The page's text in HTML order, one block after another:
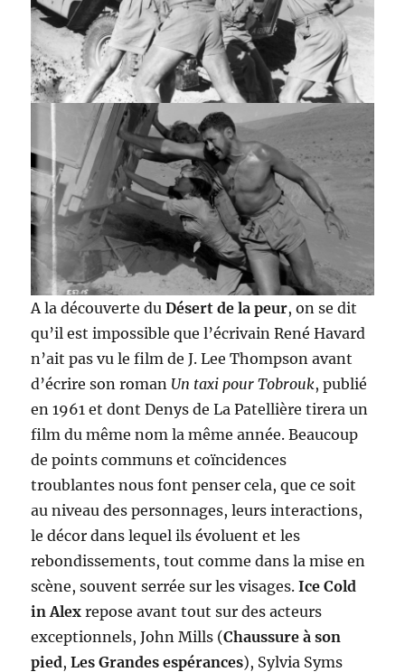
A la découverte duDésert de la peur, on se dit
qu’il est impossible que l’écrivain René Havard
n’ait pas vu le film de J. Lee Thompson avant
d’écrire son roman Un taxi pour Tobrouk, publié
en 1961 et dont Denys de La Patellière tirera un
film du même nom la même année. Beaucoup
de points communs et coïncidences
troublantes nous font penser cela, que ce soit
au niveau des personnages, leurs interactions,
le décor dans lequel ils évoluent et les
rebondissements, tout comme dans la mise en
scène, souvent serrée sur les visages.Ice Cold
in Alex repose avant tout sur des acteurs
exceptionnels, John Mills (Chaussure à son
pied,Les Grandes espérances), Sylvia Syms